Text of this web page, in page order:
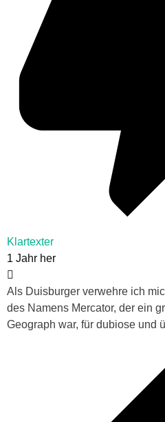
Klartexter
1 Jahr her
Als Duisburger verwehre ich
des Namens Mercator, der ein
Geograph war, für dubiose und